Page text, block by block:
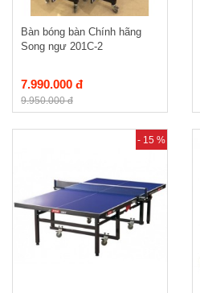
Bàn bóng bàn Chính hãng
Song ngư 201C-2
7.990.000 đ
9.950.000 đ
- 15 %